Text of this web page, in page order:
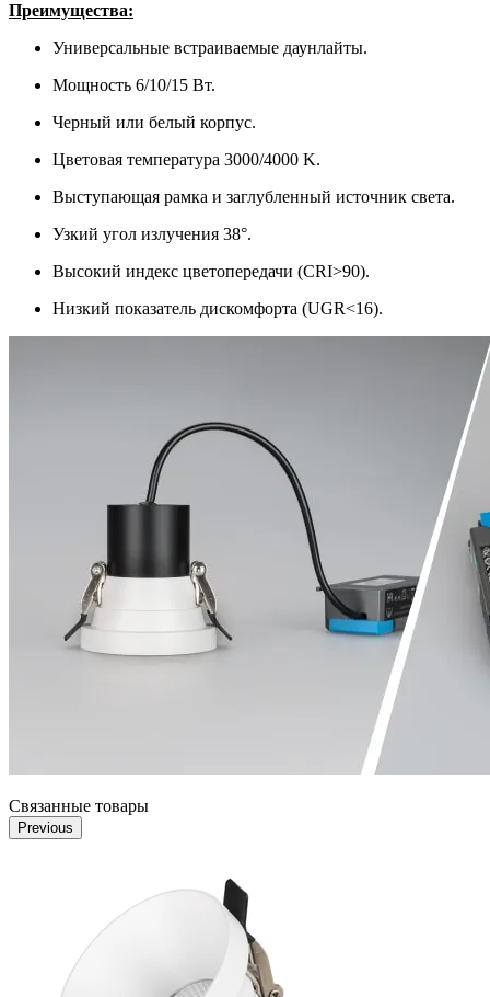
Преимущества:
Универсальные встраиваемые даунлайты.
Мощность 6/10/15 Вт.
Черный или белый корпус.
Цветовая температура 3000/4000 K.
Выступающая рамка и заглубленный источник света.
Узкий угол излучения 38°.
Высокий индекс цветопередачи (CRI>90).
Низкий показатель дискомфорта (UGR<16).
Связанные товары
Previous